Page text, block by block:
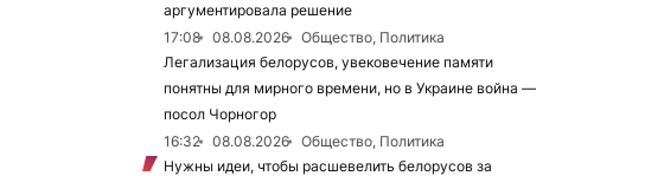
аргументировала решение
17:08
08.08.2026
Общество, Политика
Легализация белорусов, увековечение памяти
понятны для мирного времени, но в Украине война —
посол Чорногор
16:32
08.08.2026
Общество, Политика
Нужны идеи, чтобы расшевелить белорусов за